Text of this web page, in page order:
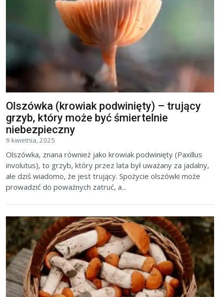
Olszówka (krowiak podwinięty) – trujący
grzyb, który może być śmiertelnie
niebezpieczny
9 kwietnia, 2025
Olszówka, znana również jako krowiak podwinięty (Paxillus
involutus), to grzyb, który przez lata był uważany za jadalny,
ale dziś wiadomo, że jest trujący. Spożycie olszówki może
prowadzić do poważnych zatruć, a...